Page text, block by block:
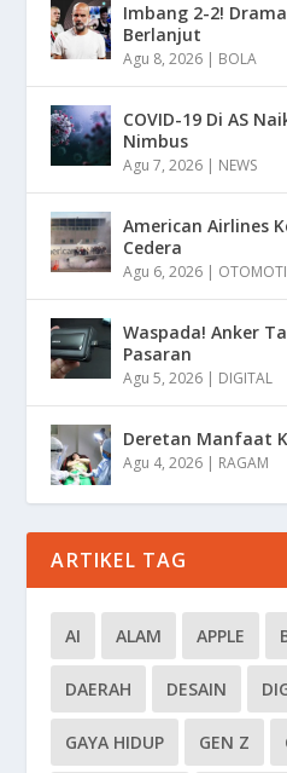
Imbang 2-2!
Berlanjut
Agu 8, 2026 | BOLA
COVID-19 Di AS
Nimbus
Agu 7, 2026 | NEWS
American Airlines
Cedera
Agu 6, 2026 |
Waspada! Anker
Pasaran
Agu 5, 2026 | DIGITAL
Deretan Manfaat
Agu 4, 2026 | RAGAM
ARTIKEL TAG
AI ALAM APPLE
DAERAH DESAIN
GAYA HIDUP GEN Z